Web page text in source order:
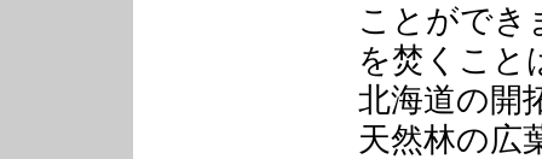
ことができ
を焚くこと
北海道の開
天然林の広